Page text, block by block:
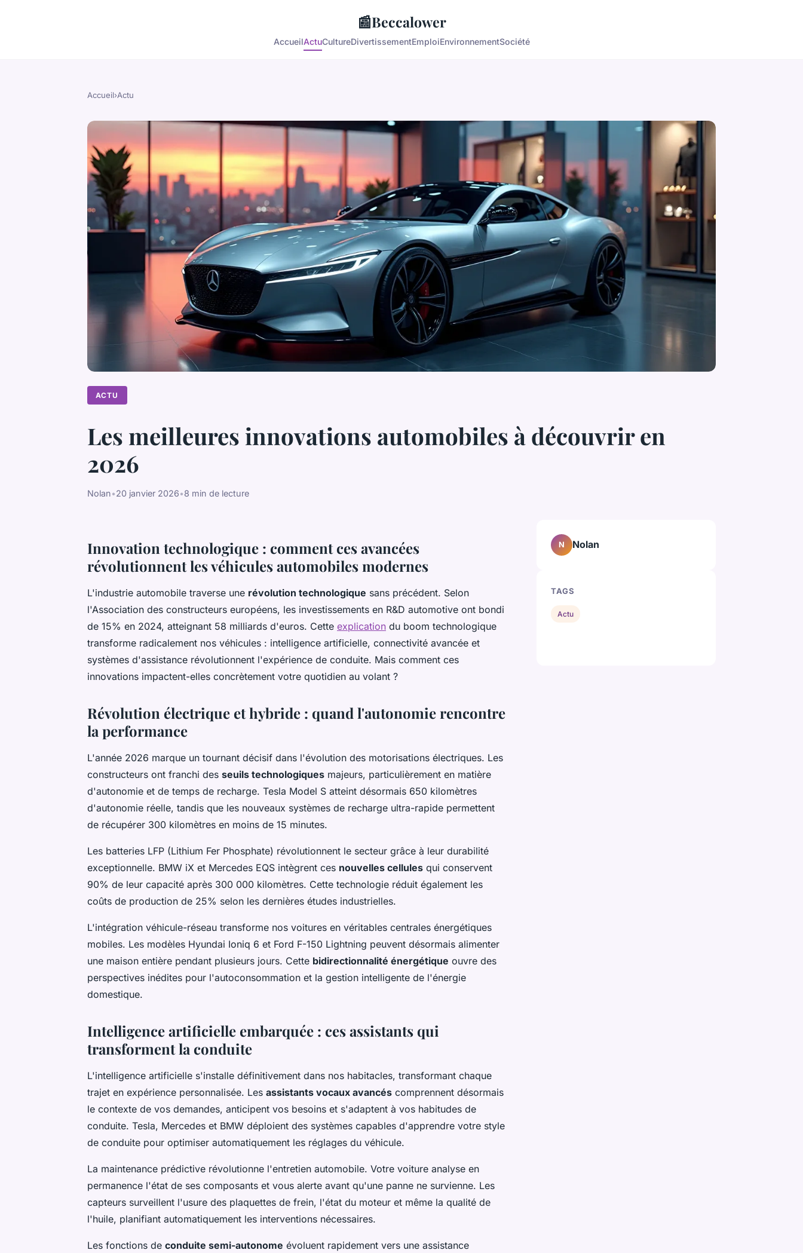
📰Beccalower
AccueilActuCultureDivertissementEmploiEnvironnementSociété
Accueil›Actu
ACTU
Les meilleures innovations automobiles à découvrir en
2026
Nolan•20 janvier 2026•8 min de lecture
Innovation technologique : comment ces avancées
révolutionnent les véhicules automobiles modernes
L'industrie automobile traverse une révolution technologique sans précédent. Selon
l'Association des constructeurs européens, les investissements en R&D automotive ont bondi
de 15% en 2024, atteignant 58 milliards d'euros. Cette explication du boom technologique
transforme radicalement nos véhicules : intelligence artificielle, connectivité avancée et
systèmes d'assistance révolutionnent l'expérience de conduite. Mais comment ces
innovations impactent-elles concrètement votre quotidien au volant ?
Révolution électrique et hybride : quand l'autonomie rencontre
la performance
L'année 2026 marque un tournant décisif dans l'évolution des motorisations électriques. Les
constructeurs ont franchi des seuils technologiques majeurs, particulièrement en matière
d'autonomie et de temps de recharge. Tesla Model S atteint désormais 650 kilomètres
d'autonomie réelle, tandis que les nouveaux systèmes de recharge ultra-rapide permettent
de récupérer 300 kilomètres en moins de 15 minutes.
Les batteries LFP (Lithium Fer Phosphate) révolutionnent le secteur grâce à leur durabilité
exceptionnelle. BMW iX et Mercedes EQS intègrent ces nouvelles cellules qui conservent
90% de leur capacité après 300 000 kilomètres. Cette technologie réduit également les
coûts de production de 25% selon les dernières études industrielles.
L'intégration véhicule-réseau transforme nos voitures en véritables centrales énergétiques
mobiles. Les modèles Hyundai Ioniq 6 et Ford F-150 Lightning peuvent désormais alimenter
une maison entière pendant plusieurs jours. Cette bidirectionnalité énergétique ouvre des
perspectives inédites pour l'autoconsommation et la gestion intelligente de l'énergie
domestique.
Intelligence artificielle embarquée : ces assistants qui
transforment la conduite
L'intelligence artificielle s'installe définitivement dans nos habitacles, transformant chaque
trajet en expérience personnalisée. Les assistants vocaux avancés comprennent désormais
le contexte de vos demandes, anticipent vos besoins et s'adaptent à vos habitudes de
conduite. Tesla, Mercedes et BMW déploient des systèmes capables d'apprendre votre style
de conduite pour optimiser automatiquement les réglages du véhicule.
La maintenance prédictive révolutionne l'entretien automobile. Votre voiture analyse en
permanence l'état de ses composants et vous alerte avant qu'une panne ne survienne. Les
capteurs surveillent l'usure des plaquettes de frein, l'état du moteur et même la qualité de
l'huile, planifiant automatiquement les interventions nécessaires.
Les fonctions de conduite semi-autonome évoluent rapidement vers une assistance
N Nolan
TAGS
Actu